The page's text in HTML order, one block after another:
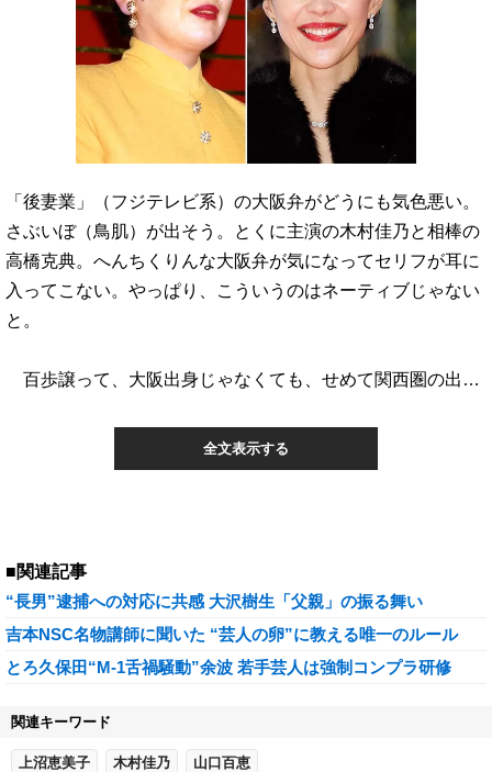
「後妻業」（フジテレビ系）の大阪弁がどうにも気色悪い。
さぶいぼ（鳥肌）が出そう。とくに主演の木村佳乃と相棒の
高橋克典。へんちくりんな大阪弁が気になってセリフが耳に
入ってこない。やっぱり、こういうのはネーティブじゃない
と。
百歩譲って、大阪出身じゃなくても、せめて関西圏の出…
全文表示する
■関連記事
“長男”逮捕への対応に共感 大沢樹生「父親」の振る舞い
吉本NSC名物講師に聞いた “芸人の卵”に教える唯一のルール
とろ久保田“M-1舌禍騒動”余波 若手芸人は強制コンプラ研修
関連キーワード
上沼恵美子 木村佳乃 山口百恵